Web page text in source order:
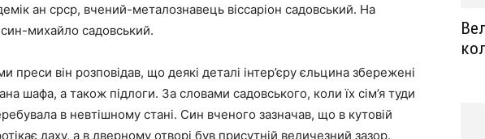
ан срср, вчений-металознавець віссаріон садовський. На
михайло садовський.
преси він розповідав, що деякі деталі інтер’єру єльцина збережені
шафа, а також підлоги. За словами садовського, коли їх сім’я туди
в невтішному стані. Син вченого зазначав, що в кутовій
даху, а в дверному отворі був присутній величезний зазор.